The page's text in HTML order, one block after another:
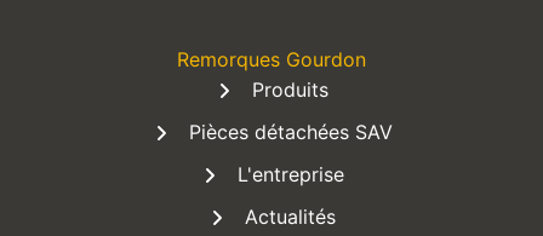
Remorques Gourdon
Produits
Pièces détachées SAV
L'entreprise
Actualités